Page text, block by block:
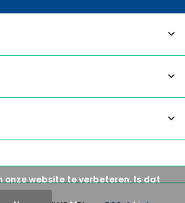
onze website te verbeteren. Is dat